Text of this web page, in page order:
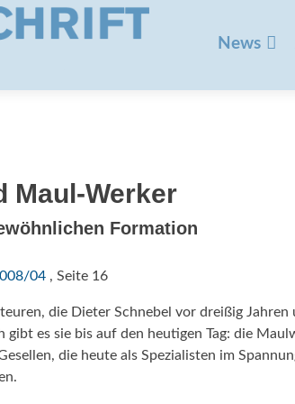
springen
News
Maul-Werker
Formation
04 , Seite 16
die Dieter Schnebel vor dreißig Jahren
es sie bis auf den heutigen Tag: die
die heute als Spezialisten im